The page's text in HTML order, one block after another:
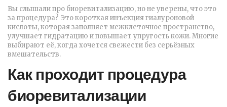
Вы слышали про биоревитализацию, но не уверены, что это
за процедура? Это короткая инъекция гиалуроновой
кислоты, которая заполняет межклеточное пространство,
улучшает гидратацию и повышает упругость кожи. Многие
выбирают её, когда хочется свежести без серьёзных
вмешательств.
Как проходит процедура
биоревитализации